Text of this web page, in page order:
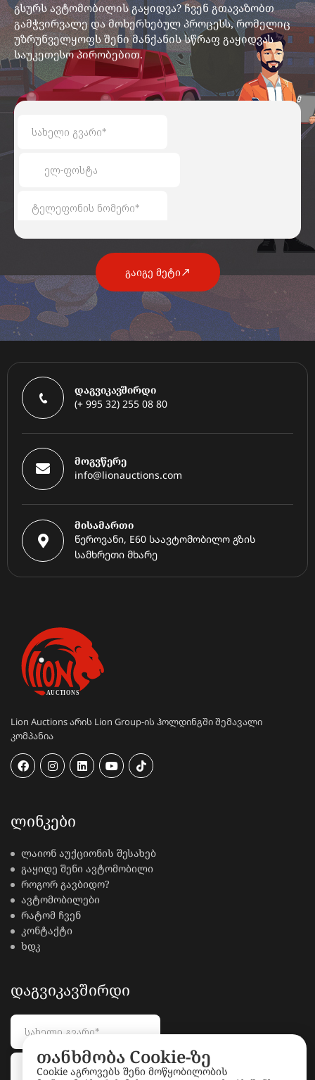
გსურს ავტომობილის გაყიდვა? ჩვენ გთავაზობთ
გამჭვირვალე და მოხერხებულ პროცესს, რომელიც
უზრუნველყოფს შენი მანქანის სწრაფ გაყიდვას
საუკეთესო პირობებით.
გაიგე მეტი
დაგვიკავშირდი
(+ 995 32) 255 08 80
მოგვწერე
info@lionauctions.com
მისამართი
წეროვანი, E60 საავტომობილო გზის
სამხრეთი მხარე
Lion Auctions არის Lion Group-ის ჰოლდინგში შემავალი
კომპანია
ᲚᲘᲜᲙᲔᲑᲘ
ლაიონ აუქციონის შესახებ
გაყიდე შენი ავტომობილი
როგორ გავბიდო?
ავტომობილები
რატომ ჩვენ
კონტაქტი
ხდკ
ᲓᲐᲒᲕᲘᲙᲐᲕᲨᲘᲠᲓᲘ
თანხმობა Cookie-ზე
Cookie აგროვებს შენი მოწყობილობის